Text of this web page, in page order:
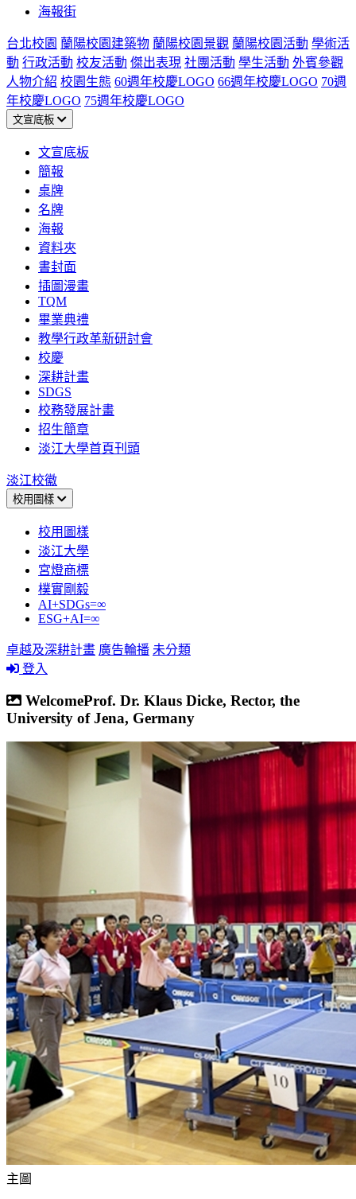
海報街
台北校園 蘭陽校園建築物 蘭陽校園景觀 蘭陽校園活動 學術活
動 行政活動 校友活動 傑出表現 社團活動 學生活動 外賓參觀
人物介紹 校園生態 60週年校慶LOGO 66週年校慶LOGO 70週
年校慶LOGO 75週年校慶LOGO
文宣底板
文宣底板
簡報
桌牌
名牌
海報
資料夾
書封面
插圖漫畫
TQM
畢業典禮
教學行政革新研討會
校慶
深耕計畫
SDGS
校務發展計畫
招生簡章
淡江大學首頁刊頭
淡江校徽
校用圖樣
校用圖樣
淡江大學
宮燈商標
樸實剛毅
AI+SDGs=∞
ESG+AI=∞
卓越及深耕計畫 廣告輪播 未分類
登入
WelcomeProf. Dr. Klaus Dicke, Rector, the
University of Jena, Germany
主圖